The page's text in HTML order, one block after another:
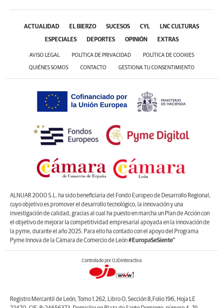
ACTUALIDAD EL BIERZO SUCESOS CYL LNC CULTURAS
ESPECIALES DEPORTES OPINIÓN EXTRAS
AVISO LEGAL POLÍTICA DE PRIVACIDAD POLÍTICA DE COOKIES
QUIÉNES SOMOS CONTACTO GESTIONA TU CONSENTIMIENTO
ALNUAR 2000 S.L. ha sido beneficiaria del Fondo Europeo de Desarrollo Regional,
cuyo objetivo es promover el desarrollo tecnológico, la innovación y una
investigación de calidad, gracias al cual ha puesto en marcha un Plan de Acción con
el objetivo de mejorar la competitividad empresarial apoyada en la innovación de
la pyme, durante el año 2025. Para ello ha contado con el apoyo del Programa
Pyme Innova de la Cámara de Comercio de León#EuropaSeSiente”
Controlado por OJDinteractiva
Registro Mercantil de León, Tomo 1.262, Libro O, Sección 8,Folio 196, Hoja LE